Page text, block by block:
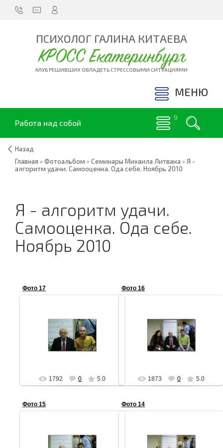
ПСИХОЛОГ ГАЛИНА КИТАЕВА
КРОСС Екатеринбург
КЛУБ РЕШИВШИХ ОВЛАДЕТЬ СТРЕССОВЫМИ СИТУАЦИЯМИ
МЕНЮ
Работа над собой
Назад
Главная »Фотоальбом »Семинары Михаила Литвака »Я -
алгоритм удачи. Самооценка. Ода себе. Ноябрь 2010
Я - алгоритм удачи.
Самооценка. Ода себе.
Ноябрь 2010
Фото 17
05.06.2011
АЧ
1792 0 5.0
Фото 16
05.06.2011
АЧ
1873 0 5.0
Фото 15
05.06.2011
Фото 14
05.06.2011